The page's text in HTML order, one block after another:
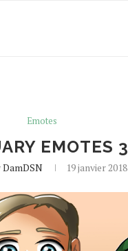
Emotes
EMOTES 3
DamDSN 19 janvier 2018